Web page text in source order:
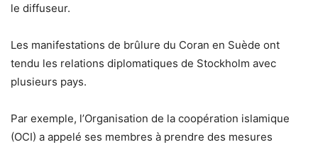
le diffuseur.
Les manifestations de brûlure du Coran en Suède ont
tendu les relations diplomatiques de Stockholm avec
plusieurs pays.
Par exemple, l’Organisation de la coopération islamique
(OCI) a appelé ses membres à prendre des mesures